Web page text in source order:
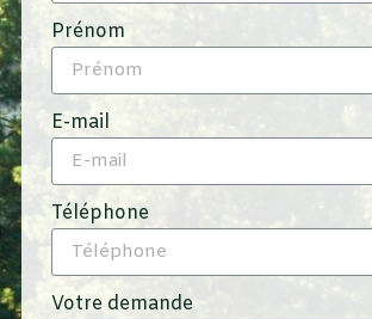
Prénom
E-mail
Téléphone
Votre demande